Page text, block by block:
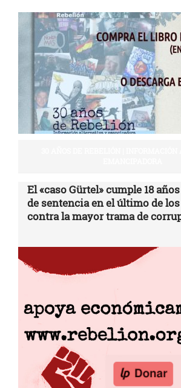
El «caso Gürtel» cumple 18
de sentencia en el último de
contra la mayor trama de